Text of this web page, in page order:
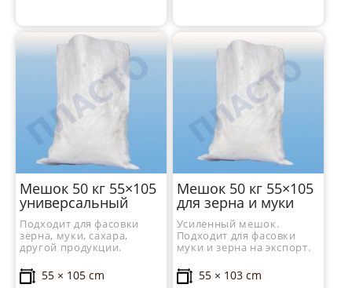
Мешок 50 кг 55×105
универсальный
Подходит для фасовки
зерна, муки, сахара,
другой продукции.
55 × 105 cm
Мешок 50 кг 55×105
для зерна и муки
Усиленный мешок.
Подходит для фасовки
муки и зерна на экспорт.
55 × 103 cm